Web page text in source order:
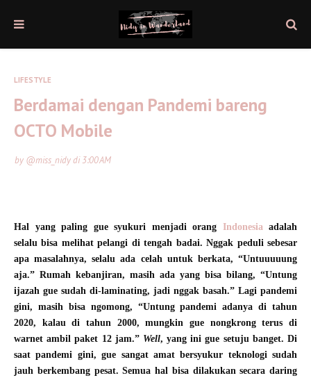
LIFESTYLE
Berdamai dengan Pandemi bareng
OCTO Mobile
by @miss_nidydi3:00 AM
Hal yang paling gue syukuri menjadi orang Indonesiaadalah
selalu bisa melihat pelangi di tengah badai. Nggak peduli sebesar
apa masalahnya, selalu ada celah untuk berkata, “Untuuuuung
aja.” Rumah kebanjiran, masih ada yang bisa bilang, “Untung
ijazah gue sudah di-laminating, jadi nggak basah.” Lagi pandemi
gini, masih bisa ngomong, “Untung pandemi adanya di tahun
2020, kalau di tahun 2000, mungkin gue nongkrong terus di
warnet ambil paket 12 jam.” Well, yang ini gue setuju banget. Di
saat pandemi gini, gue sangat amat bersyukur teknologi sudah
jauh berkembang pesat. Semua hal bisa dilakukan secara daring